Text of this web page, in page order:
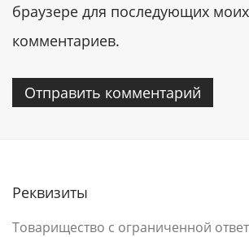
браузере для последующих моих
комментариев.
Реквизиты
Товарищество с ограниченной